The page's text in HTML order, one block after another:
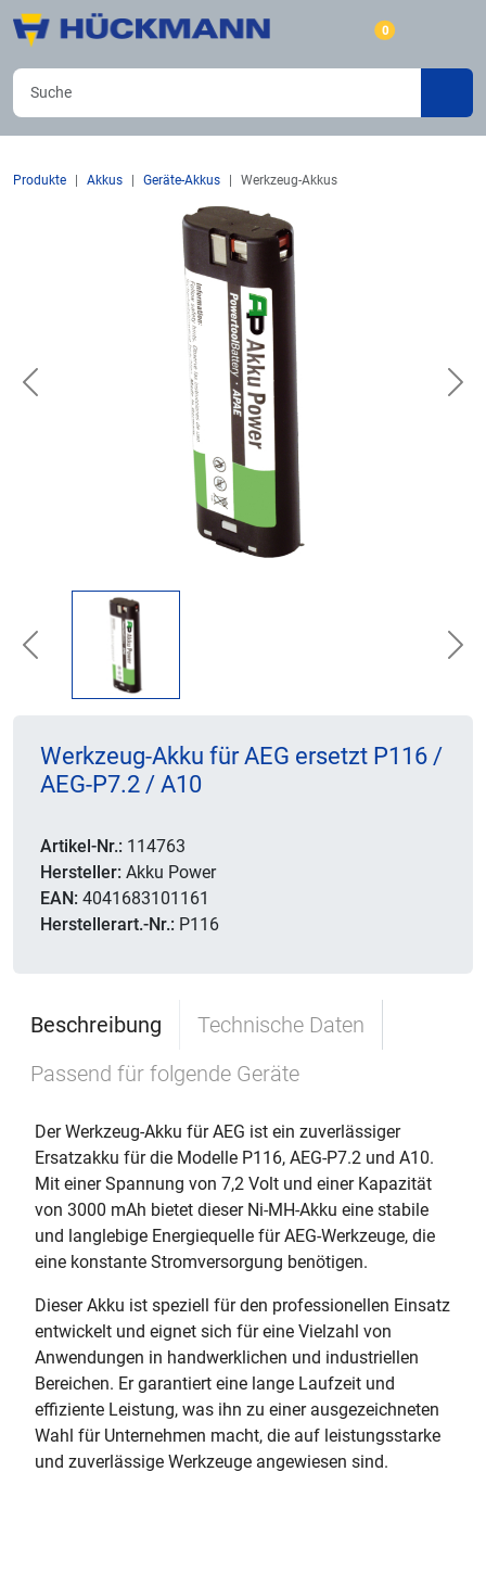
0
Produkte Akkus Geräte-Akkus Werkzeug-Akkus
Previous
Previous
Werkzeug-Akku für AEG ersetzt P116 /
AEG-P7.2 / A10
Artikel-Nr.: 114763
Hersteller: Akku Power
EAN: 4041683101161
Herstellerart.-Nr.: P116
Beschreibung
Technische Daten
Passend für folgende Geräte
Der Werkzeug-Akku für AEG ist ein zuverlässiger
Ersatzakku für die Modelle P116, AEG-P7.2 und A10.
Mit einer Spannung von 7,2 Volt und einer Kapazität
von 3000 mAh bietet dieser Ni-MH-Akku eine stabile
und langlebige Energiequelle für AEG-Werkzeuge, die
eine konstante Stromversorgung benötigen.
Dieser Akku ist speziell für den professionellen Einsatz
entwickelt und eignet sich für eine Vielzahl von
Anwendungen in handwerklichen und industriellen
Bereichen. Er garantiert eine lange Laufzeit und
effiziente Leistung, was ihn zu einer ausgezeichneten
Wahl für Unternehmen macht, die auf leistungsstarke
und zuverlässige Werkzeuge angewiesen sind.